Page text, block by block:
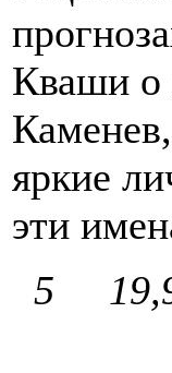
Кваши о
яркие
эти
5